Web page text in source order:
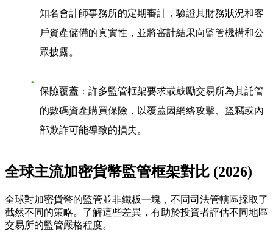
知名會計師事務所的定期審計，驗證其財務狀況和客
戶資產儲備的真實性，並將審計結果向監管機構和公
眾披露。
保險覆蓋 ：許多監管框架要求或鼓勵交易所為其託管
的數碼資產購買保險，以覆蓋因網絡攻擊、盜竊或內
部欺詐可能導致的損失。
全球主流加密貨幣監管框架對比 (2026)
全球對加密貨幣的監管並非鐵板一塊，不同司法管轄區採取了
截然不同的策略。了解這些差異，有助於投資者評估不同地區
交易所的監管嚴格程度。